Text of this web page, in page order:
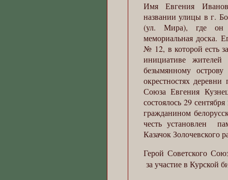
Имя Евгения
названии улицы в г.
(ул. Мира), где он
мемориальная доска.
№ 12, в которой есть
инициативе
безымянному
окрестностях
Союза Евгения
состоялось 29
гражданином
честь установлен
Казачок Золочевского
Герой Советского
за участие в Курской